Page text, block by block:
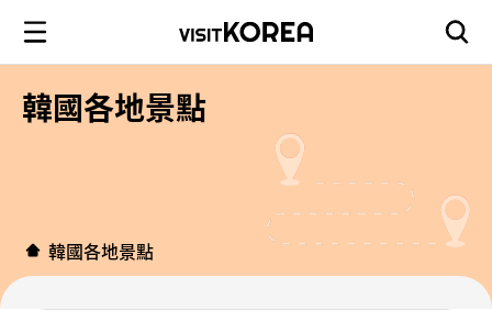
韓國各地景點
韓國各地景點